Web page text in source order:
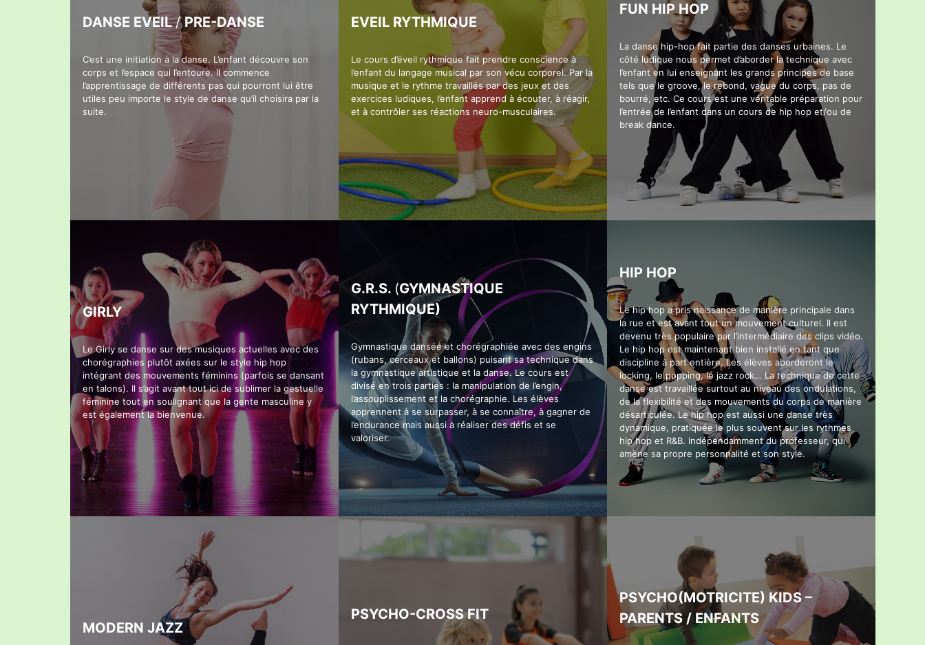
DANSE EVEIL/PRE-DANSE
C’est une initiation à la danse. L’enfant découvre son
corps et l’espace qui l’entoure. Il commence
l’apprentissage de différents pas qui pourront lui être
utiles peu importe le style de danse qu’il choisira par la
suite.
EVEIL RYTHMIQUE
Le cours d’éveil rythmique fait prendre conscience à
l’enfant du langage musical par son vécu corporel. Par la
musique et le rythme travaillés par des jeux et des
exercices ludiques, l’enfant apprend à écouter, à réagir,
et à contrôler ses réactions neuro-musculaires.
FUN HIP HOP
La danse hip-hop fait partie des danses urbaines. Le
côté ludique nous permet d’aborder la technique avec
l’enfant en lui enseignant les grands principes de base
tels que le groove, le rebond, vague du corps, pas de
bourré, etc. Ce cours est une véritable préparation pour
l’entrée de l’enfant dans un cours de hip hop et/ou de
break dance.
GIRLY
Le Girly se danse sur des musiques actuelles avec des
chorégraphies plutôt axées sur le style hip hop
intégrant des mouvements féminins (parfois se dansant
en talons). Il s’agit avant tout ici de sublimer la gestuelle
féminine tout en soulignant que la gente masculine y
est également la bienvenue.
G.R.S. (GYMNASTIQUE
RYTHMIQUE)
Gymnastique dansée et chorégraphiée avec des engins
(rubans, cerceaux et ballons) puisant sa technique dans
la gymnastique artistique et la danse. Le cours est
divisé en trois parties : la manipulation de l’engin,
l’assouplissement et la chorégraphie. Les élèves
apprennent à se surpasser, à se connaître, à gagner de
l’endurance mais aussi à réaliser des défis et se
valoriser.
HIP HOP
Le hip hop a pris naissance de manière principale dans
la rue et est avant tout un mouvement culturel. Il est
devenu très populaire par l’intermédiaire des clips vidéo.
Le hip hop est maintenant bien installé en tant que
discipline à part entière. Les élèves aborderont le
locking, le popping, le jazz rock… La technique de cette
danse est travaillée surtout au niveau des ondulations,
de la flexibilité et des mouvements du corps de manière
désarticulée. Le hip hop est aussi une danse très
dynamique, pratiquée le plus souvent sur les rythmes
hip hop et R&B. Indépendamment du professeur, qui
amène sa propre personnalité et son style.
MODERN JAZZ
PSYCHO-CROSS FIT
PSYCHO(MOTRICITE) KIDS –
PARENTS / ENFANTS